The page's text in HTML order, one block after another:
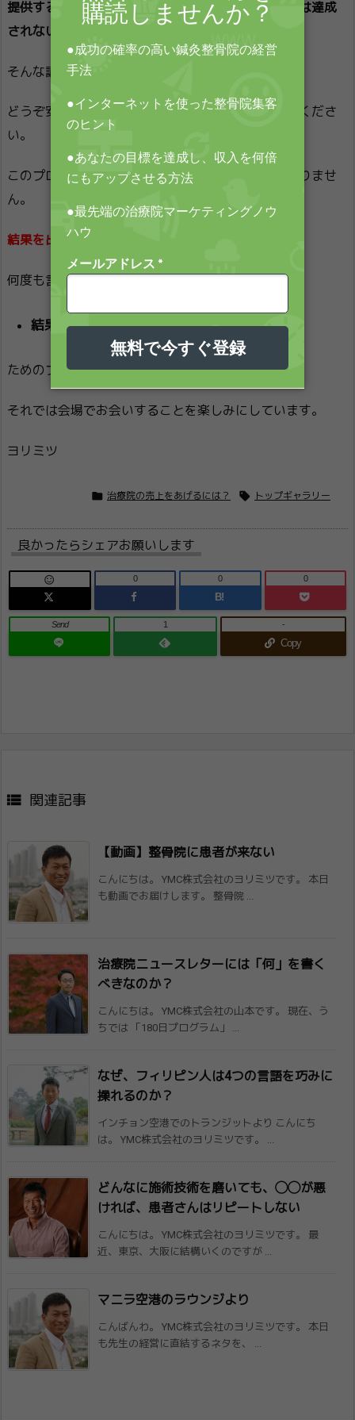
提供するには脆弱なプログラムとなり私たちの目的は達成
されないでしょう。
そんな講座はたくさんあります。
どうぞ安くて結果の出ないセミナーや講座にご参加くださ
い。
このプログラムは安いのがウリのプログラムではありませ
ん。
結果を出していただくためのプログラムです。
何度も言いますが、
結果を出す＝売上を確実に上げさせる
ためのプログラムです。
それでは会場でお会いすることを楽しみにしています。
ヨリミツ
 治療院の売上をあげるには？  トップギャラリー
良かったらシェアお願いします
 0
B!
0 0
Send 1
Copy
-
 関連記事
【動画】整骨院に患者が来ない
こんにちは。 YMC株式会社のヨリミツです。 本日
も動画でお届けします。 整骨院 ...
治療院ニュースレターには「何」を書く
べき​なのか？
こんにちは。 YMC株式会社の山本です。 現在、う
ちでは 「180日プログラム」 ...
なぜ、フィリピン人は4つの言語を巧みに
操​れるのか？
インチョン空港でのトランジットより こんにち
は。 YMC株式会社のヨリミツです。 ...
どんなに施術技術を磨いても、◯◯が悪
けれ​ば、患者さんはリピートしない
こんにちは。 YMC株式会社のヨリミツです。 最
近、東京、大阪に結構いくのですが ...
マニラ空港のラウンジより
こんばんわ。 YMC株式会社のヨリミツです。 本日
も先生の経営に直結するネタを、 ...